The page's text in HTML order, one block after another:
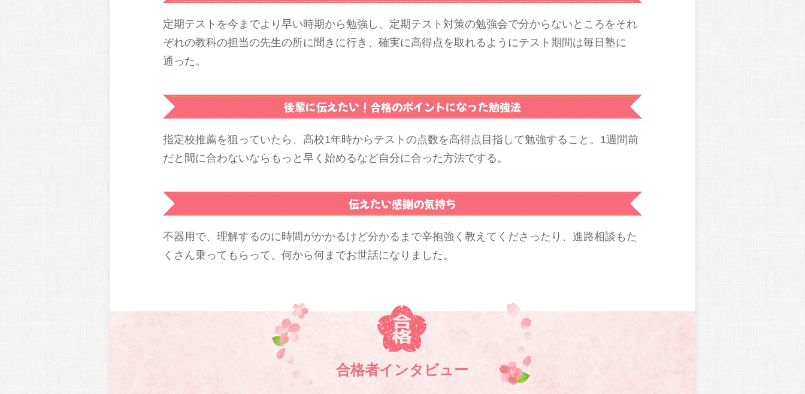
定期テストを今までより早い時期から勉強し、定期テスト対策の勉強会で分からないところをそれ
ぞれの教科の担当の先生の所に聞きに行き、確実に高得点を取れるようにテスト期間は毎日塾に
通った。
後輩に伝えたい！ 合格のポイントになった勉強法
指定校推薦を狙っていたら、高校1年時からテストの点数を高得点目指して勉強すること。1週間前
だと間に合わないならもっと早く始めるなど自分に合った方法でする。
伝えたい感謝の気持ち
不器用で、理解するのに時間がかかるけど分かるまで辛抱強く教えてくださったり、進路相談もた
くさん乗ってもらって、何から何までお世話になりました。
合格者インタビュー